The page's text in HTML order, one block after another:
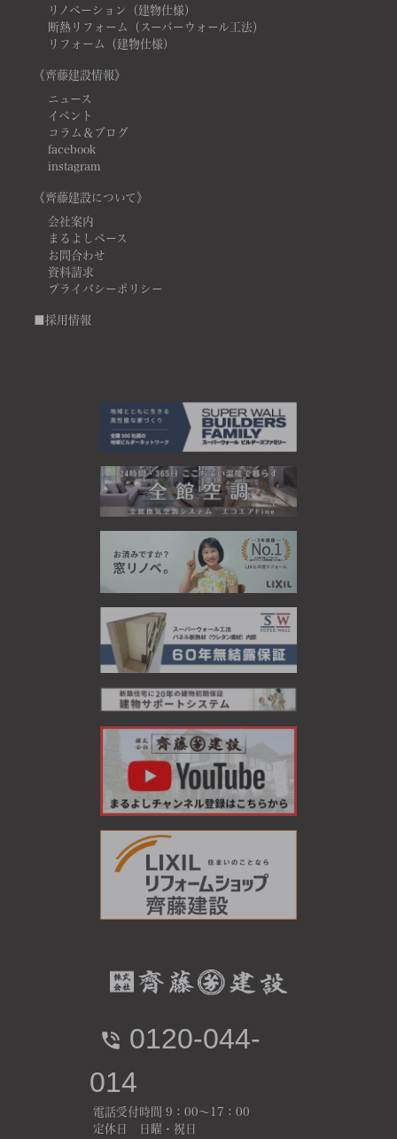
リノベーション（建物仕様）
断熱リフォーム（スーパーウォール工法）
リフォーム（建物仕様）
《齊藤建設情報》
ニュース
イベント
コラム＆ブログ
facebook
instagram
《齊藤建設について》
会社案内
まるよしベース
お問合わせ
資料請求
プライバシーポリシー
■採用情報
0120-044-
014
電話受付時間 9：00～17：00
定休日 日曜・祝日